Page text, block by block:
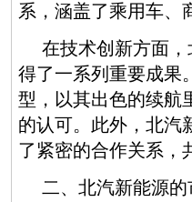
系，涵盖了乘用车、
在技术创新方面
得了一系列重要成果
型，以其出色的续航
的认可。此外，北汽
了紧密的合作关系，
二、北汽新能源